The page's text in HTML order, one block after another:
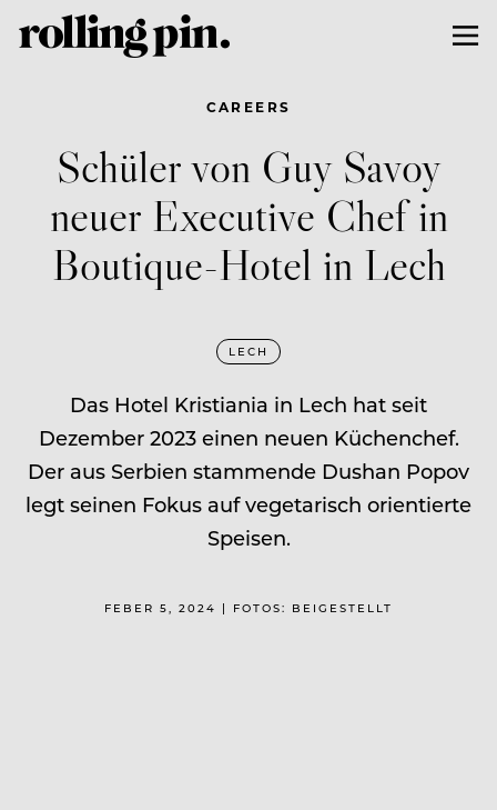
CAREERS
Schüler von Guy Savoy
neuer Executive Chef in
Boutique-Hotel in Lech
LECH
Das Hotel Kristiania in Lech hat seit
Dezember 2023 einen neuen Küchenchef.
Der aus Serbien stammende Dushan Popov
legt seinen Fokus auf vegetarisch orientierte
Speisen.
FEBER 5, 2024 | FOTOS: BEIGESTELLT